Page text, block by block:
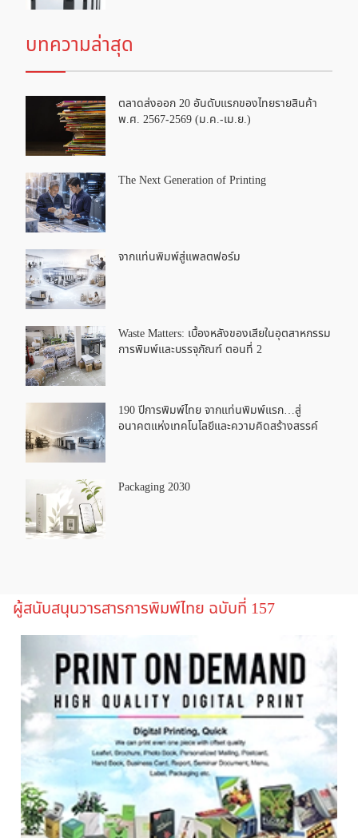
บทความล่าสุด
ตลาดส่งออก 20 อันดับแรกของไทยรายสินค้า
พ.ศ. 2567-2569 (ม.ค.-เม.ย.)
The Next Generation of Printing
จากแท่นพิมพ์สู่แพลตฟอร์ม
Waste Matters: เบื้องหลังของเสียในอุตสาหกรรม
การพิมพ์และบรรจุภัณฑ์ ตอนที่ 2
190 ปีการพิมพ์ไทย จากแท่นพิมพ์แรก…สู่
อนาคตแห่งเทคโนโลยีและความคิดสร้างสรรค์
Packaging 2030
ผู้สนับสนุนวารสารการพิมพ์ไทย ฉบับที่ 157